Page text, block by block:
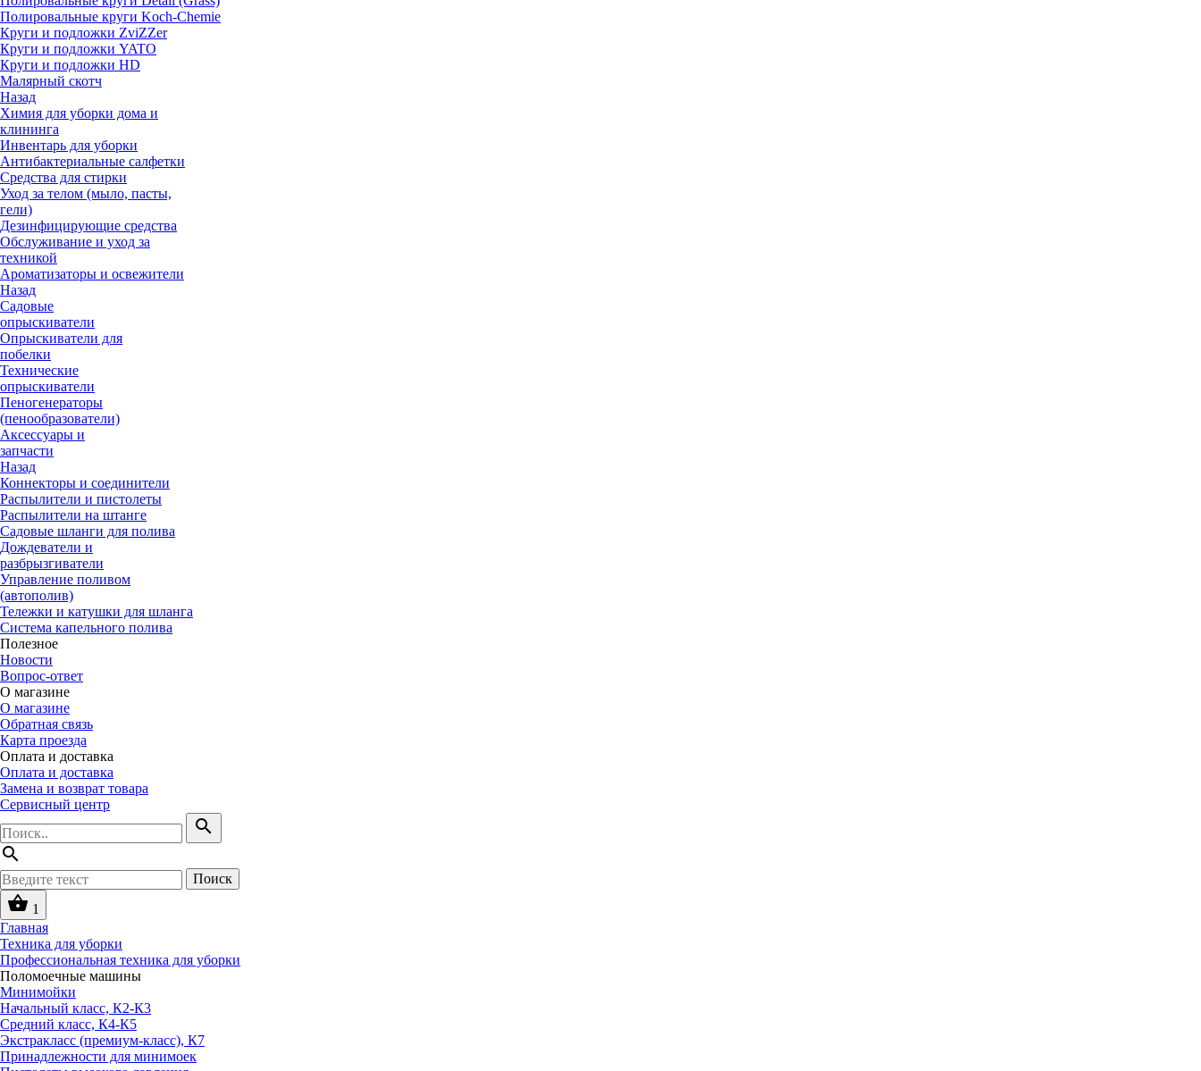
Полировальные круги Koch-Chemie
Круги и подложки ZviZZer
Круги и подложки YATO
Круги и подложки HD
Малярный скотч
Назад
Химия для уборки дома и
клининга
Инвентарь для уборки
Антибактериальные салфетки
Средства для стирки
Уход за телом (мыло, пасты,
гели)
Дезинфицирующие средства
Обслуживание и уход за
техникой
Ароматизаторы и освежители
Назад
Садовые
опрыскиватели
Опрыскиватели для
побелки
Технические
опрыскиватели
Пеногенераторы
(пенообразователи)
Аксессуары и
запчасти
Назад
Коннекторы и соединители
Распылители и пистолеты
Распылители на штанге
Садовые шланги для полива
Дождеватели и
разбрызгиватели
Управление поливом
(автополив)
Тележки и катушки для шланга
Система капельного полива
Полезное
Новости
Вопрос-ответ
О магазине
О магазине
Обратная связь
Карта проезда
Оплата и доставка
Оплата и доставка
Замена и возврат товара
Сервисный центр
search
search
Поиск
shopping_basket 1
Главная
Техника для уборки
Профессиональная техника для уборки
Поломоечные машины
Минимойки
Начальный класс, К2-К3
Средний класс, К4-К5
Экстракласс (премиум-класс), К7
Принадлежности для минимоек